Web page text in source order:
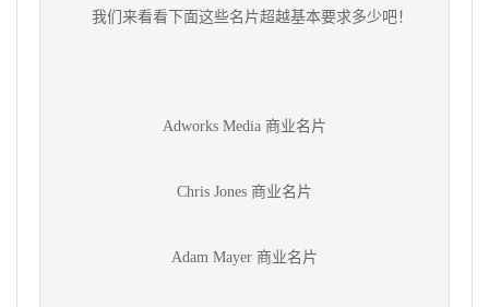
我们来看看下面这些名片超越基本要求多少吧！
Adworks Media 商业名片
Chris Jones 商业名片
Adam Mayer 商业名片